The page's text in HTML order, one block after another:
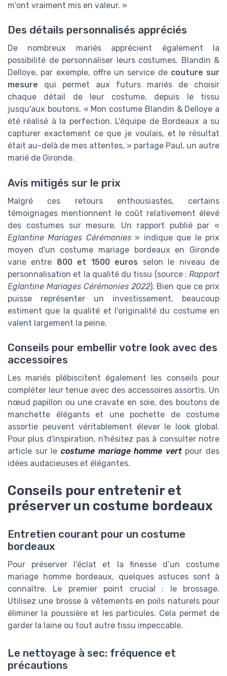
m'ont vraiment mis en valeur. »
Des détails personnalisés appréciés
De nombreux mariés apprécient également la
possibilité de personnaliser leurs costumes. Blandin &
Delloye, par exemple, offre un service de couture sur
mesure qui permet aux futurs mariés de choisir
chaque détail de leur costume, depuis le tissu
jusqu'aux boutons. « Mon costume Blandin & Delloye a
été réalisé à la perfection. L'équipe de Bordeaux a su
capturer exactement ce que je voulais, et le résultat
était au-delà de mes attentes, » partage Paul, un autre
marié de Gironde.
Avis mitigés sur le prix
Malgré ces retours enthousiastes, certains
témoignages mentionnent le coût relativement élevé
des costumes sur mesure. Un rapport publié par «
Eglantine Mariages Cérémonies» indique que le prix
moyen d'un costume mariage bordeaux en Gironde
varie entre 800 et 1500 euros selon le niveau de
personnalisation et la qualité du tissu (source : Rapport
Eglantine Mariages Cérémonies 2022). Bien que ce prix
puisse représenter un investissement, beaucoup
estiment que la qualité et l'originalité du costume en
valent largement la peine.
Conseils pour embellir votre look avec des
accessoires
Les mariés plébiscitent également les conseils pour
compléter leur tenue avec des accessoires assortis. Un
nœud papillon ou une cravate en soie, des boutons de
manchette élégants et une pochette de costume
assortie peuvent véritablement élever le look global.
Pour plus d'inspiration, n'hésitez pas à consulter notre
article sur le costume mariage homme vertpour des
idées audacieuses et élégantes.
Conseils pour entretenir et
préserver un costume bordeaux
Entretien courant pour un costume
bordeaux
Pour préserver l'éclat et la finesse d’un costume
mariage homme bordeaux, quelques astuces sont à
connaître. Le premier point crucial : le brossage.
Utilisez une brosse à vêtements en poils naturels pour
éliminer la poussière et les particules. Cela permet de
garder la laine ou tout autre tissu impeccable.
Le nettoyage à sec: fréquence et
précautions